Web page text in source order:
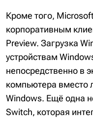
Кроме того,
корпоративным
Preview. Загрузка
устройствам
непосредственно в
компьютера вместо
Windows. Ещё одна
Switch, которая